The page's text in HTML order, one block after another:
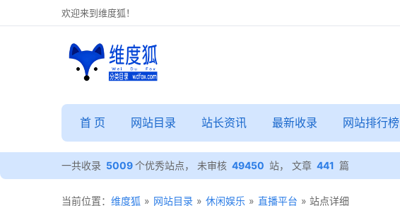
欢迎来到维度狐！
首 页 网站目录 站长资讯 最新收录 网站排行榜
一共收录 5009个优秀站点， 未审核 49450 站， 文章 441 篇
当前位置： 维度狐 » 网站目录 » 休闲娱乐 » 直播平台 » 站点详细